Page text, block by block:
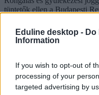
Eduline desktop - Do
Information
If you wish to opt-out of
processing of your
targeted advertising by
tüntetők ellen a Budapesti
Közoktatás
Székács Linda